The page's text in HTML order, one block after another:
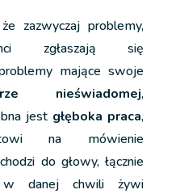
zazwyczaj problemy,
zgłaszają się
mające swoje
nieświadomej,
jest głęboka praca,
na mówienie
do głowy, łącznie
danej chwili żywi